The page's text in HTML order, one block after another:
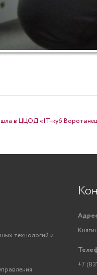
в ЦЦОД «IT-
технологий и
+7